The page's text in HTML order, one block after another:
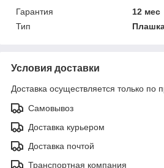
Гарантия
12 мес
Тип
Условия доставки
Доставка осуществляется только по
Самовывоз
Доставка курьером
Доставка почтой
Транспортная компания